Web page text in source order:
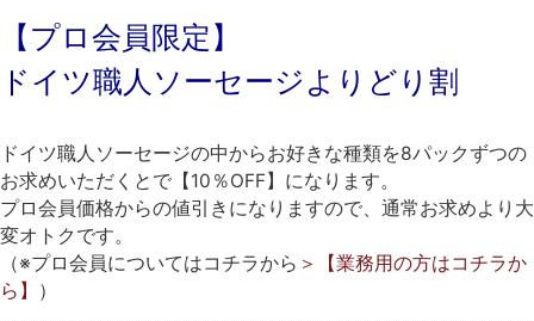
【プロ会員限定】
ドイツ職人ソーセージよりどり割
ドイツ職人ソーセージの中からお好きな種類を8パックずつの
お求めいただくとで【10％OFF】になります。
プロ会員価格からの値引きになりますので、通常お求めより大
変オトクです。
（※プロ会員についてはコチラから ＞【業務用の方はコチラか
ら】
）